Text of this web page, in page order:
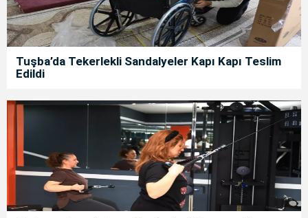
Tuşba’da Tekerlekli Sandalyeler Kapı Kapı Teslim
Edildi